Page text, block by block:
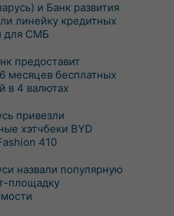
и Банк развития
линейку кредитных
для СМБ
предоставит
месяцев бесплатных
в 4 валютах
привезли
хэтчбеки BYD
410
назвали популярную
площадку